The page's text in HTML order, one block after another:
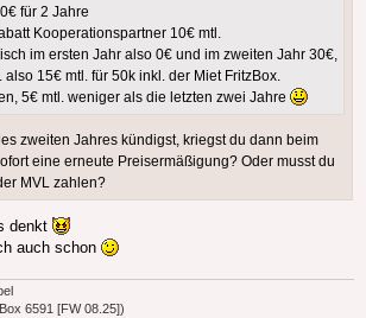
für 2 Jahre
Kooperationspartner 10€ mtl.
im ersten Jahr also 0€ und im zweiten Jahr 30€,
also 15€ mtl. für 50k inkl. der Miet FritzBox.
5€ mtl. weniger als die letzten zwei Jahre
zweiten Jahres kündigst, kriegst du dann beim
eine erneute Preisermäßigung? Oder musst du
MVL zahlen?
denkt
auch schon
6591 [FW 08.25])